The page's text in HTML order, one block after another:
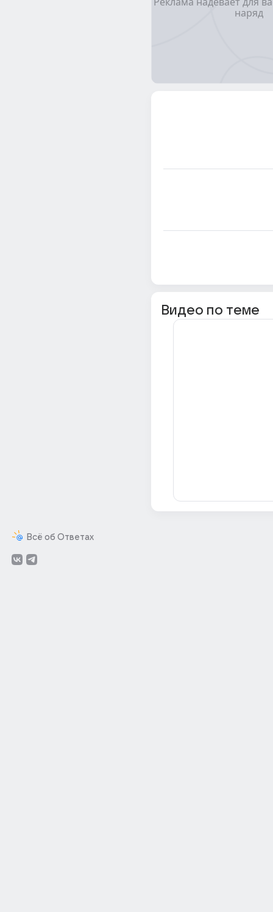
Всё об Ответах
Видео по теме